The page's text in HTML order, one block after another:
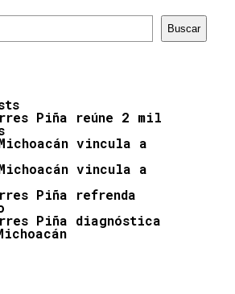
Buscar
Piña reúne 2 mil
vincula a
vincula a
Piña refrenda
Piña diagnóstica